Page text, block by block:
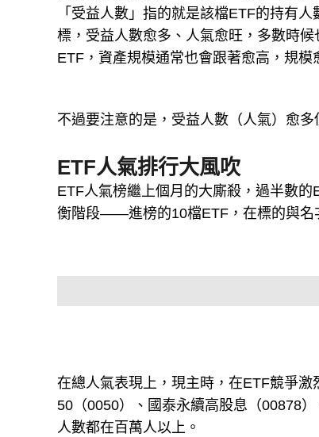
「受益人數」指的就是該檔ETF的持有
標，受益人數愈多、人氣愈旺，多數時
ETF，資產規模通常也會跟著愈高，規
不過要注意的是，受益人數（人氣）愈
ETF人氣排行大風吹
ETF人氣榜繼上個月的大廝殺，過半數
衡階段——進榜的10檔ETF，在標的與名
在總人氣表現上，現主時，在ETF競爭
50（0050）、國泰永續高股息（00878
人數都在百萬人以上。